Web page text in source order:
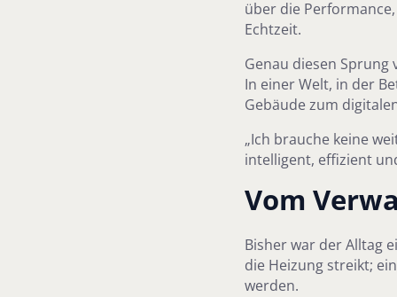
über die
Echtzeit.
Genau diesen
In einer Welt, in der
Gebäude zum
„Ich brauche keine
intelligent, effizient
Vom
Bisher war der Alltag
die Heizung streikt;
werden.